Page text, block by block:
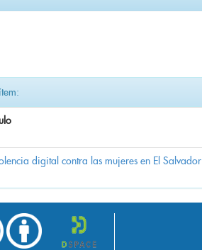
digital contra las mujeres en El Salvador